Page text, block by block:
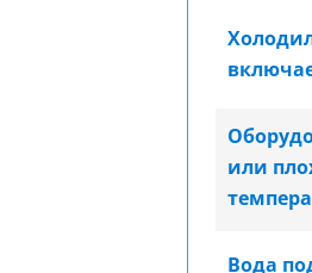
или
Вода